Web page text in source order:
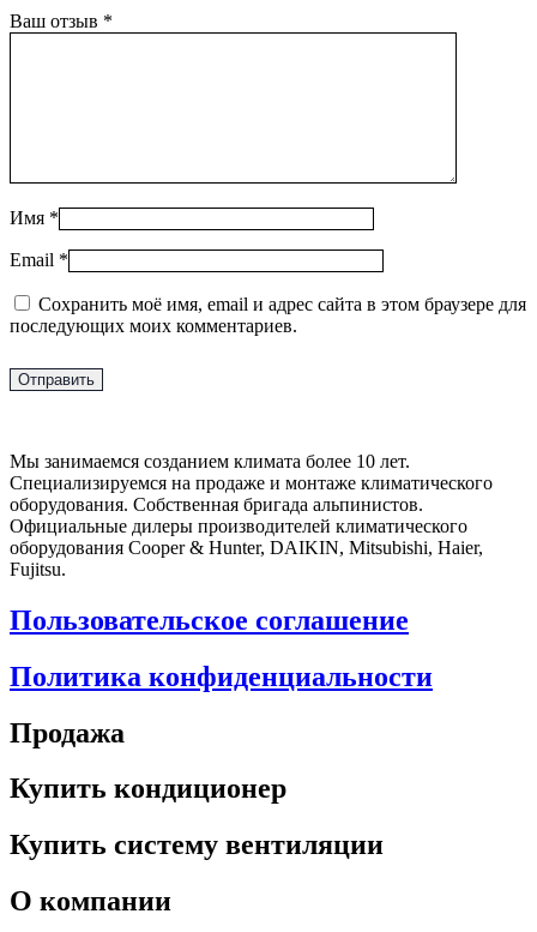
Ваш отзыв *
Имя *
Email *
Сохранить моё имя, email и адрес сайта в этом браузере для
последующих моих комментариев.
Мы занимаемся созданием климата более 10 лет.
Специализируемся на продаже и монтаже климатического
оборудования. Собственная бригада альпинистов.
Официальные дилеры производителей климатического
оборудования Cooper & Hunter, DAIKIN, Mitsubishi, Haier,
Fujitsu.
Пользовательское соглашение
Политика конфиденциальности
Продажа
Купить кондиционер
Купить систему вентиляции
О компании